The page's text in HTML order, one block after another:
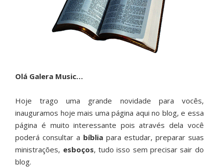
Olá Galera Music…
Hoje trago uma grande novidade para vocês,
inauguramos hoje mais uma página aqui no blog, e essa
página é muito interessante pois através dela você
poderá consultar a bíblia para estudar, preparar suas
ministrações, esboços, tudo isso sem precisar sair do
blog.